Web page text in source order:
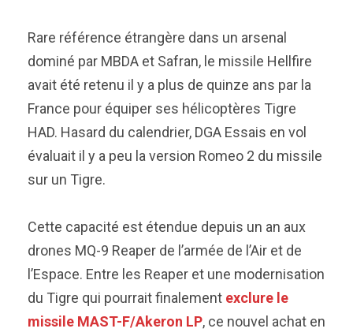
Rare référence étrangère dans un arsenal
dominé par MBDA et Safran, le missile Hellfire
avait été retenu il y a plus de quinze ans par la
France pour équiper ses hélicoptères Tigre
HAD. Hasard du calendrier, DGA Essais en vol
évaluait il y a peu la version Romeo 2 du missile
sur un Tigre.
Cette capacité est étendue depuis un an aux
drones MQ-9 Reaper de l’armée de l’Air et de
l’Espace. Entre les Reaper et une modernisation
du Tigre qui pourrait finalement exclure le
missile MAST-F/Akeron LP, ce nouvel achat en